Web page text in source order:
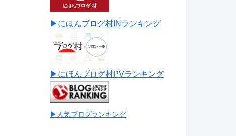
▶にほんブログ村INランキング
▶にほんブログ村PVランキング
▶人気ブログランキング